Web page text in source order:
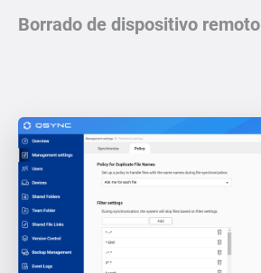
Borrado de dispositivo remoto